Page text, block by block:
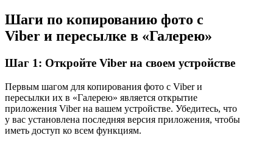
Шаги по копированию фото с
Viber и пересылке в «Галерею»
Шаг 1: Откройте Viber на своем устройстве
Первым шагом для копирования фото с Viber и
пересылки их в «Галерею» является открытие
приложения Viber на вашем устройстве. Убедитесь, что
у вас установлена последняя версия приложения, чтобы
иметь доступ ко всем функциям.